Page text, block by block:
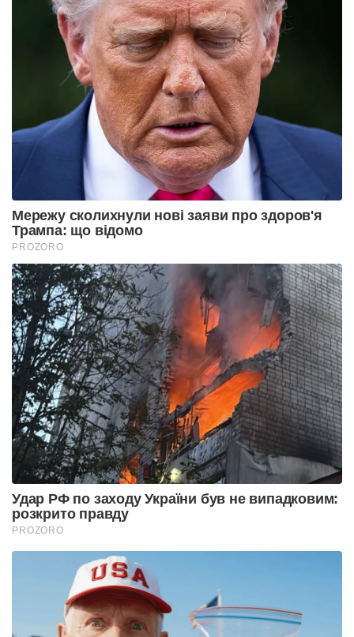
Мережу сколихнули нові заяви про здоров'я
Трампа: що відомо
PROZORO
Удар РФ по заходу України був не випадковим:
розкрито правду
PROZORO